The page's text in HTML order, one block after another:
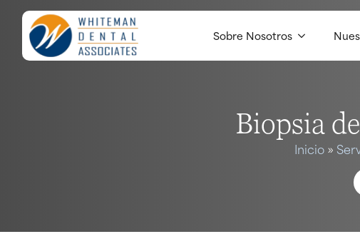
Sobre Nosotros
Biopsia
Inicio»